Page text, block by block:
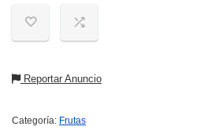
Reportar Anuncio
Categoría: Frutas